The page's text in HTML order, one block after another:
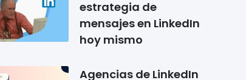
estrategia de
mensajes en LinkedIn
hoy mismo
Agencias de LinkedIn